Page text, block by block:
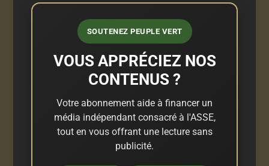
SOUTENEZ PEUPLE VERT
VOUS APPRÉCIEZ NOS
CONTENUS ?
Votre abonnement aide à financer un
média indépendant consacré à l'ASSE,
tout en vous offrant une lecture sans
publicité.